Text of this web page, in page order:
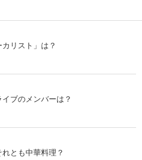
リスト」は？
ブのメンバーは？
とも中華料理？